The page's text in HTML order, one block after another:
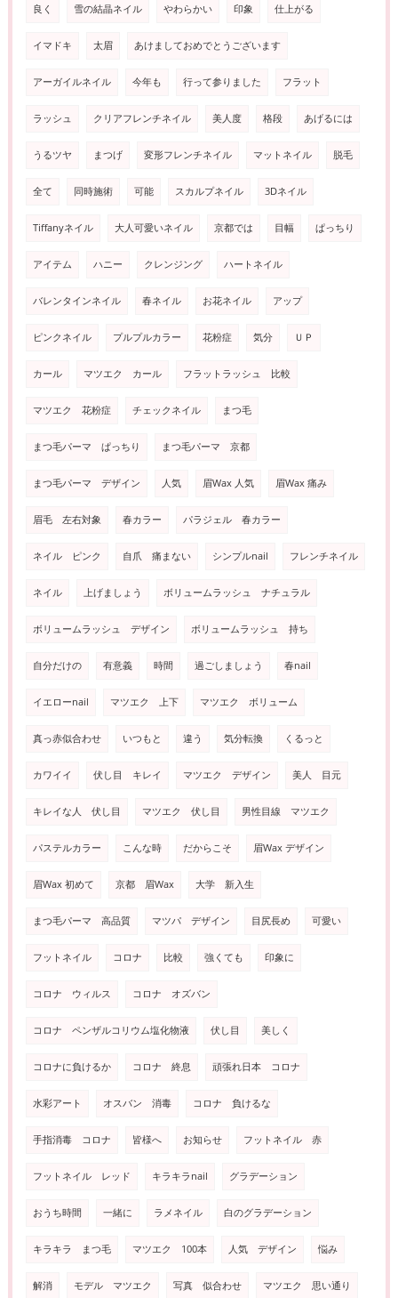
良く 雪の結晶ネイル やわらかい 印象 仕上がる
イマドキ 太眉 あけましておめでとうございます
アーガイルネイル 今年も 行って参りました フラット
ラッシュ クリアフレンチネイル 美人度 格段 あげるには
うるツヤ まつげ 変形フレンチネイル マットネイル 脱毛
全て 同時施術 可能 スカルプネイル 3Dネイル
Tiffanyネイル 大人可愛いネイル 京都では 目幅 ぱっちり
アイテム ハニー クレンジング ハートネイル
バレンタインネイル 春ネイル お花ネイル アップ
ピンクネイル プルプルカラー 花粉症 気分 ＵＰ
カール マツエク カール フラットラッシュ 比較
マツエク 花粉症 チェックネイル まつ毛
まつ毛パーマ ぱっちり まつ毛パーマ 京都
まつ毛パーマ デザイン 人気 眉Wax 人気 眉Wax 痛み
眉毛 左右対象 春カラー パラジェル 春カラー
ネイル ピンク 自爪 痛まない シンプルnail フレンチネイル
ネイル 上げましょう ボリュームラッシュ ナチュラル
ボリュームラッシュ デザイン ボリュームラッシュ 持ち
自分だけの 有意義 時間 過ごしましょう 春nail
イエローnail マツエク 上下 マツエク ボリューム
真っ赤似合わせ いつもと 違う 気分転換 くるっと
カワイイ 伏し目 キレイ マツエク デザイン 美人 目元
キレイな人 伏し目 マツエク 伏し目 男性目線 マツエク
パステルカラー こんな時 だからこそ 眉Wax デザイン
眉Wax 初めて 京都 眉Wax 大学 新入生
まつ毛パーマ 高品質 マツパ デザイン 目尻長め 可愛い
フットネイル コロナ 比較 強くても 印象に
コロナ ウィルス コロナ オズバン
コロナ ペンザルコリウム塩化物液 伏し目 美しく
コロナに負けるか コロナ 終息 頑張れ日本 コロナ
水彩アート オスバン 消毒 コロナ 負けるな
手指消毒 コロナ 皆様へ お知らせ フットネイル 赤
フットネイル レッド キラキラnail グラデーション
おうち時間 一緒に ラメネイル 白のグラデーション
キラキラ まつ毛 マツエク 100本 人気 デザイン 悩み
解消 モデル マツエク 写真 似合わせ マツエク 思い通り